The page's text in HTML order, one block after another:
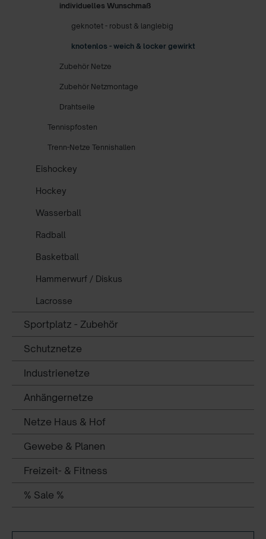
individuelles Wunschmaß
geknotet - robust & langlebig
knotenlos - weich & locker gewirkt
Zubehör Netze
Zubehör Netzmontage
Drahtseile
Tennispfosten
Trenn-Netze Tennishallen
Eishockey
Hockey
Wasserball
Radball
Basketball
Hammerwurf / Diskus
Lacrosse
Sportplatz - Zubehör
Schutznetze
Industrienetze
Anhängernetze
Netze Haus & Hof
Gewebe & Planen
Freizeit- & Fitness
% Sale %